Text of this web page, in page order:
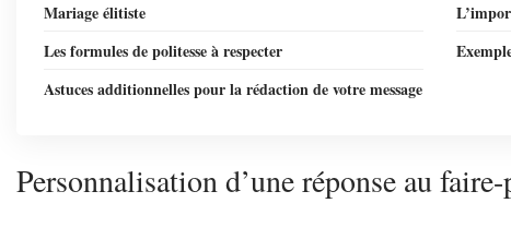
Mariage élitiste
Les formules de politesse à respecter
Astuces additionnelles pour la rédaction de votre message
Personnalisation d’une réponse au